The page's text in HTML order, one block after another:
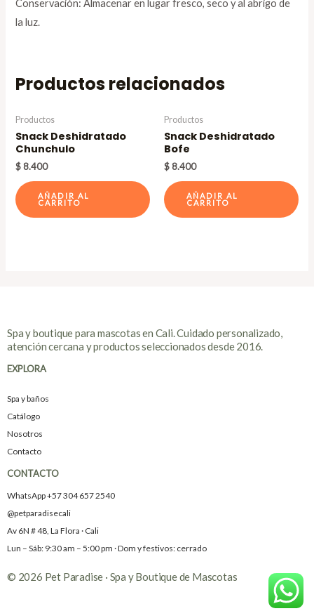
Conservación: Almacenar en lugar fresco, seco y al abrigo de
la luz.
Productos relacionados
Productos
Snack Deshidratado
Chunchulo
$8.400
AÑADIR AL
CARRITO
Productos
Snack Deshidratado
Bofe
$8.400
AÑADIR AL
CARRITO
Spa y boutique para mascotas en Cali. Cuidado personalizado,
atención cercana y productos seleccionados desde 2016.
EXPLORA
Spa y baños
Catálogo
Nosotros
Contacto
CONTACTO
WhatsApp +57 304 657 2540
@petparadisecali
Av 6N # 48, La Flora · Cali
Lun – Sáb: 9:30 am – 5:00 pm · Dom y festivos: cerrado
© 2026 Pet Paradise · Spa y Boutique de Mascotas